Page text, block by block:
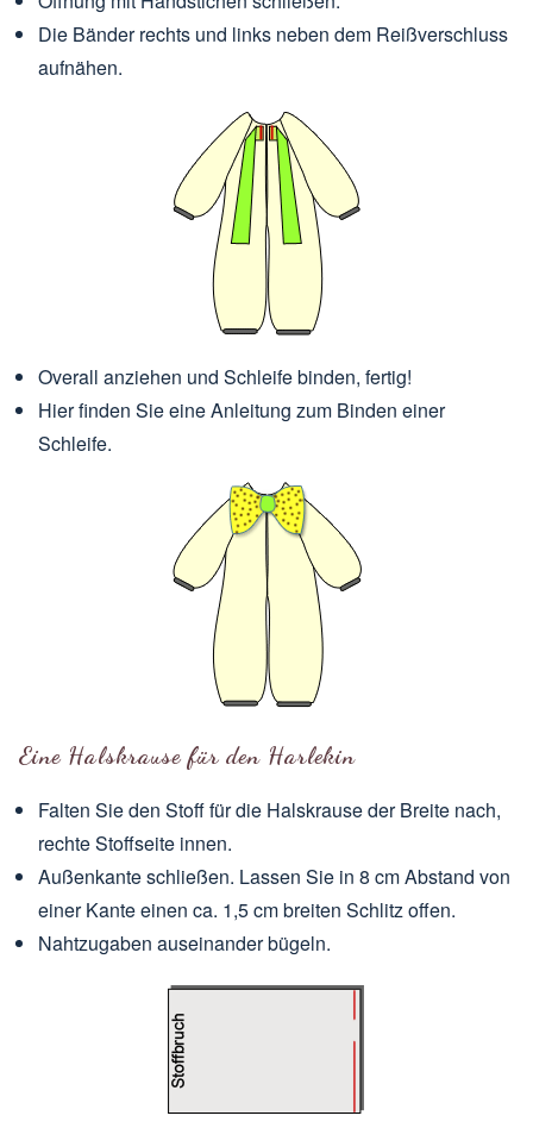
Die Bänder rechts und links neben dem Reißverschluss
aufnähen.
Overall anziehen und Schleife binden, fertig!
Hier finden Sie eine Anleitung zum Binden einer
Schleife.
Eine Halskrause für den Harlekin
Falten Sie den Stoff für die Halskrause der Breite nach,
rechte Stoffseite innen.
Außenkante schließen. Lassen Sie in 8 cm Abstand von
einer Kante einen ca. 1,5 cm breiten Schlitz offen.
Nahtzugaben auseinander bügeln.